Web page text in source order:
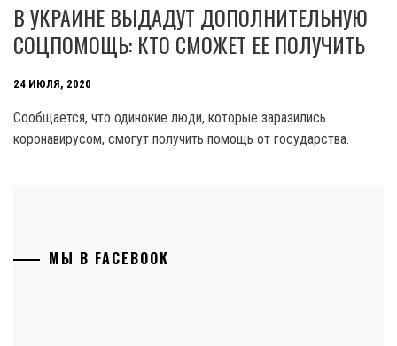
В УКРАИНЕ ВЫДАДУТ ДОПОЛНИТЕЛЬНУЮ
СОЦПОМОЩЬ: КТО СМОЖЕТ ЕЕ ПОЛУЧИТЬ
24 ИЮЛЯ, 2020
Сообщается, что одинокие люди, которые заразились
коронавирусом, смогут получить помощь от государства.
МЫ В FACEBOOK